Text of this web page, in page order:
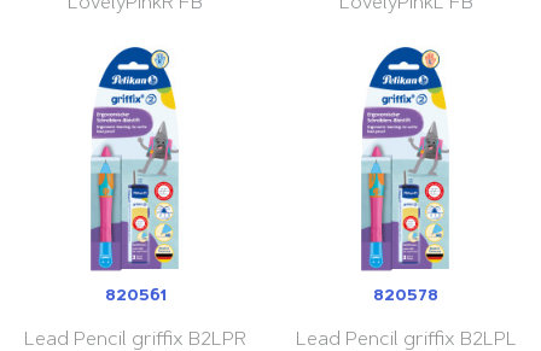
820561
Lead Pencil griffix B2LPR
820578
Lead Pencil griffix B2LPL